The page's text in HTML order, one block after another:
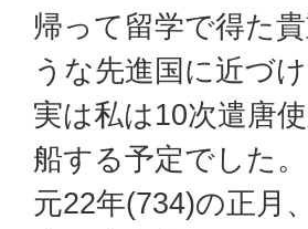
帰って留学で得た
うな先進国に近づ
実は私は10次遣唐
船する予定でした
元22年(734)の正月